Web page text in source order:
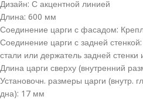
Дизайн: С акцентной линией
Длина: 600 мм
Соединение царги с фасадом:
Соединение царги с задней
стали или держатель задней
Длина царги сверху (внутренний
Установочн. размеры царги (внутр.
дна): 17 мм